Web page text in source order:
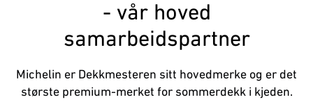
- vår hoved
samarbeidspartner
Michelin er Dekkmesteren sitt hovedmerke og er det
største premium-merket for sommerdekk i kjeden.